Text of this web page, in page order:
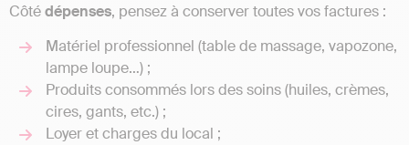
Côtédépenses, pensez à conserver toutes vos factures :
Matériel professionnel (table de massage, vapozone,
lampe loupe…) ;
Produits consommés lors des soins (huiles, crèmes,
cires, gants, etc.) ;
Loyer et charges du local ;